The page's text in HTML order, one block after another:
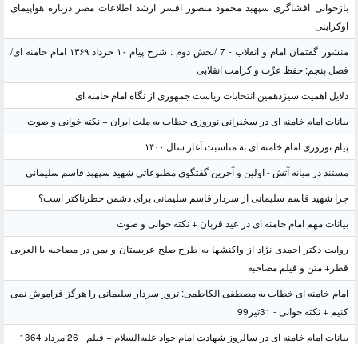
بازخوانی افشاگری سپهبد محمود منصور افسر ارشد اطلاعات مصر درباره هواپیمای
اوکراینی
منشور گفتمان امام و انقلاب - 7 /بخش دوم : شرح پیام ۱۰ خرداد ۱۳۶۹ امام خامنه ای/
فصل پنجم: حفظ عزّت و کرامت انقلابی
دلایل اهمیت سیزدهمین انتخابات ریاست جمهوری از نگاه امام خامنه ای
بیانات امام خامنه ای در سخنرانی نوروزی خطاب به ملت ایران + نکته خوانی و صوت
پیام نوروزی امام خامنه ای به مناسبت آغاز سال ۱۴۰۰
مستند در میانه آتش - اولین و آخرین گفتگوی مطبوعاتی شهید سپهبد قاسم سلیمانی
چرا شهید قاسم سلیمانی از سردار قاسم سلیمانی برای دشمن خطرناکتر است؟
بیانات مهم امام خامنه ای در عید قربان + نکته خوانی و صوت
روایت دکتر احمدی نژاد از واکنشها به طرح صلح عربستان و یمن در مصاحبه با العربی
قطر+ متن و فیلم مصاحبه
امام خامنه ای خطاب به مصطفی الکاظمی: ترور سردار سلیمانی را هرگز فراموش نمی
کنیم + نکته خوانی - 31تیر99
بیانات امام خامنه ای در سالروز شهادت امام جواد علیه‌السلام + فیلم - 26 مرداد 1364